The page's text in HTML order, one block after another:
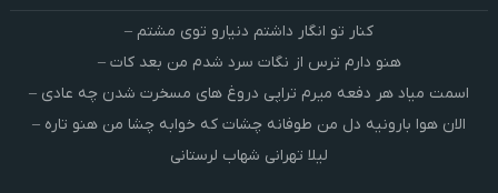
کنار تو انگار داشتم دنیارو توی مشتم –
هنو دارم ترس از نگات سرد شدم من بعد کات –
اسمت میاد هر دفعه میرم تراپی دروغ‌ های مسخرت شدن چه عادی –
الان هوا بارونیه دل من طوفانه چشات که خوابه چشا من هنو تاره –
لیلا تهرانی شهاب لرستانی